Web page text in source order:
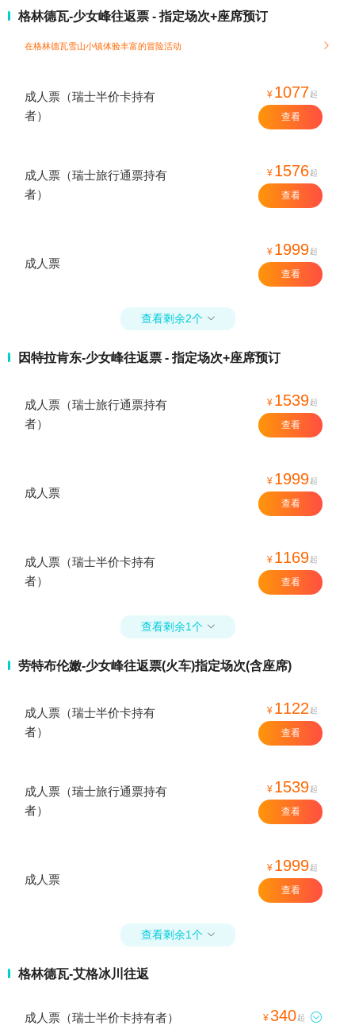
格林德瓦-少女峰往返票 - 指定场次+座席预订
在格林德瓦雪山小镇体验丰富的冒险活动 
成人票（瑞士半价卡持有
者）
¥ 1077起
查看
成人票（瑞士旅行通票持有
者）
¥ 1576起
查看
成人票
¥ 1999起
查看
查看剩余2个 
因特拉肯东-少女峰往返票 - 指定场次+座席预订
成人票（瑞士旅行通票持有
者）
¥ 1539起
查看
成人票
¥ 1999起
查看
成人票（瑞士半价卡持有
者）
¥ 1169起
查看
查看剩余1个 
劳特布伦嫩-少女峰往返票(火车)指定场次(含座席)
成人票（瑞士半价卡持有
者）
¥ 1122 起
查看
成人票（瑞士旅行通票持有
者）
¥ 1539起
查看
成人票
¥ 1999起
查看
查看剩余1个 
格林德瓦-艾格冰川往返
成人票（瑞士半价卡持有者） ¥340起 